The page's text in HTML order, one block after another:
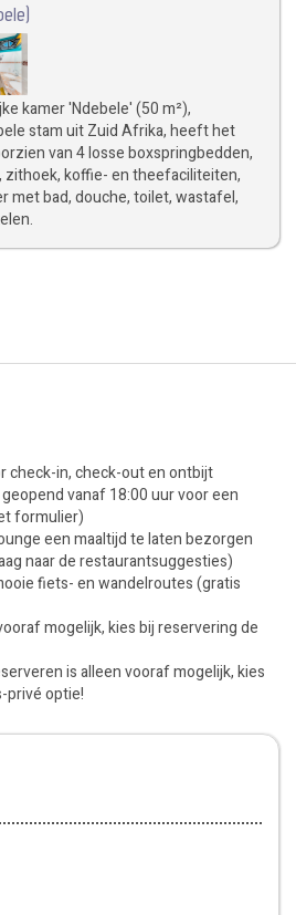
kamer 'Ndebele' (50 m²),
stam uit Zuid Afrika, heeft het
van 4 losse boxspringbedden,
zithoek, koffie- en theefaciliteiten,
met bad, douche, toilet, wastafel,
check-in, check-out en ontbijt
vanaf 18:00 uur voor een
formulier)
een maaltijd te laten bezorgen
naar de restaurantsuggesties)
fiets- en wandelroutes (gratis
mogelijk, kies bij reservering de
is alleen vooraf mogelijk, kies
privé optie!